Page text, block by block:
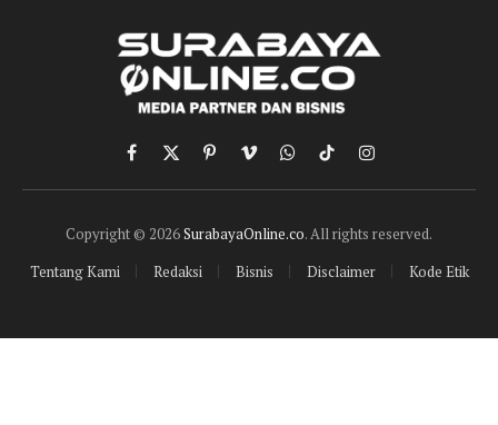
Facebook
X
(Twitter)
PinterestVimeoWhatsApp
TikTokInstagram
Copyright © 2026SurabayaOnline.co. All rights reserved.
Tentang Kami
Redaksi Bisnis Disclaimer Kode Etik